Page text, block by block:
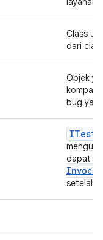
Class
dari
Objek
bug
ITest
dapat
setelah